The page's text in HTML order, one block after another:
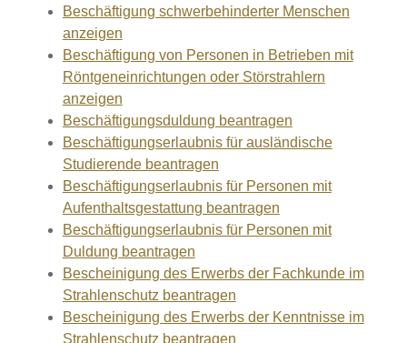
Beschäftigung schwerbehinderter Menschen
anzeigen
Beschäftigung von Personen in Betrieben mit
Röntgeneinrichtungen oder Störstrahlern
anzeigen
Beschäftigungsduldung beantragen
Beschäftigungserlaubnis für ausländische
Studierende beantragen
Beschäftigungserlaubnis für Personen mit
Aufenthaltsgestattung beantragen
Beschäftigungserlaubnis für Personen mit
Duldung beantragen
Bescheinigung des Erwerbs der Fachkunde im
Strahlenschutz beantragen
Bescheinigung des Erwerbs der Kenntnisse im
Strahlenschutz beantragen